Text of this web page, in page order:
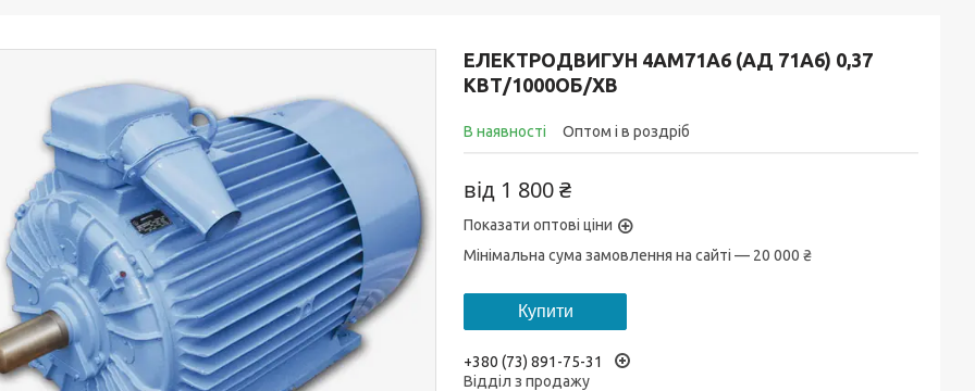
ЕЛЕКТРОДВИГУН 4АМ71А6 (АД 71А6) 0,37
КВТ/1000ОБ/ХВ
В наявності Оптом і в роздріб
від 1 800 ₴
Показати оптові ціни
Мінімальна сума замовлення на сайті — 20 000 ₴
Купити
+380 (73) 891-75-31
Відділ з продажу